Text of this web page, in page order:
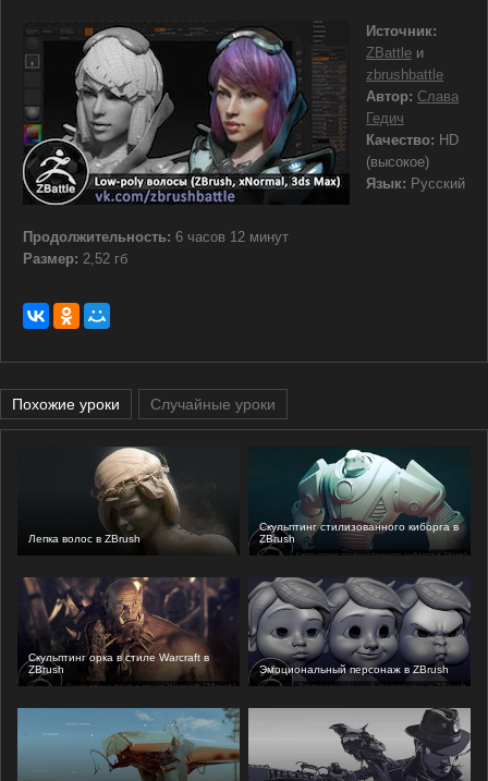
Источник:
ZBattle и
zbrushbattle
Автор: Слава
Гедич
Качество: HD
(высокое)
Язык: Русский
Продолжительность: 6 часов 12 минут
Размер: 2,52 гб
Похожие уроки Случайные уроки
Лепка волос в ZBrush
Скульптинг стилизованного киборга в
ZBrush
Скульптинг орка в стиле Warcraft в
ZBrush
Эмоциональный персонаж в ZBrush